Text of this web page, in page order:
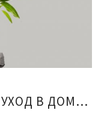
ДРАЦЕНА САНДЕРИАНА УХОД В ДОМАШНИХ УСЛОВИЯХ ФОТО